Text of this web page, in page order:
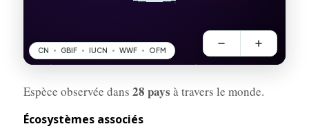
Espèce observée dans 28 pays à travers le monde.
Écosystèmes associés